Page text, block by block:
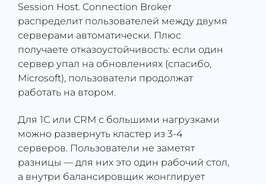
Session Host. Connection Broker
распределит пользователей между двумя
серверами автоматически. Плюс
получаете отказоустойчивость: если один
сервер упал на обновлениях (спасибо,
Microsoft), пользователи продолжат
работать на втором.
Для 1С или CRM с большими нагрузками
можно развернуть кластер из 3-4
серверов. Пользователи не заметят
разницы — для них это один рабочий стол,
а внутри балансировщик жонглирует